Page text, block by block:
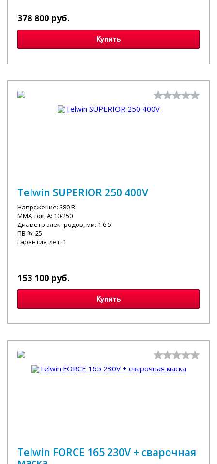
378 800 руб.
Купить
Telwin SUPERIOR 250 400V
Напряжение: 380 В
MMA ток, А: 10-250
Диаметр электродов, мм: 1.6-5
ПВ %: 25
Гарантия, лет: 1
153 100 руб.
Купить
Telwin FORCE 165 230V + сварочная